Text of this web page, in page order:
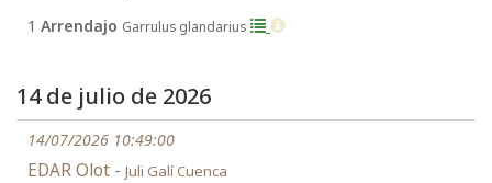
1 Arrendajo Garrulus glandarius
14 de julio de 2026
14/07/2026 10:49:00
EDAR Olot - Juli Galí Cuenca